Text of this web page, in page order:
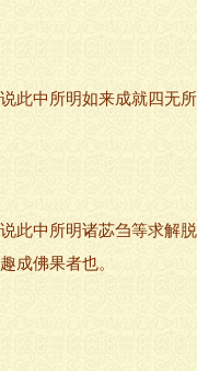
此中所明如来成就四无
此中所明诸苾刍等求解
成佛果者也。